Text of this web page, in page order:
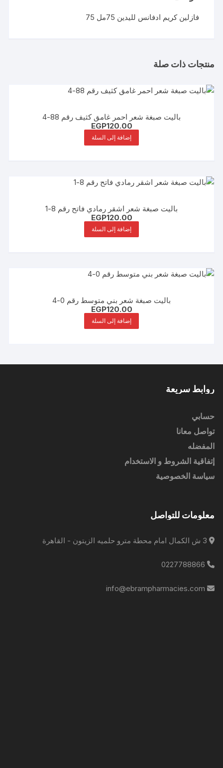
فازلين كريم ادفانس لليدين 75مل 75
منتجات ذات صلة
باليت صبغة شعر احمر غامق كثيف رقم 88-4
EGP120.00
إضافة إلى السلة
باليت صبغة شعر اشقر رمادي فاتح رقم 8-1
EGP120.00
إضافة إلى السلة
باليت صبغة شعر بني متوسط رقم 0-4
EGP120.00
إضافة إلى السلة
روابط سريعة
حسابي
تواصل معانا
المفضله
إتفاقية الشروط و الاستخدام
سياسة الخصوصية
معلومات للتواصل